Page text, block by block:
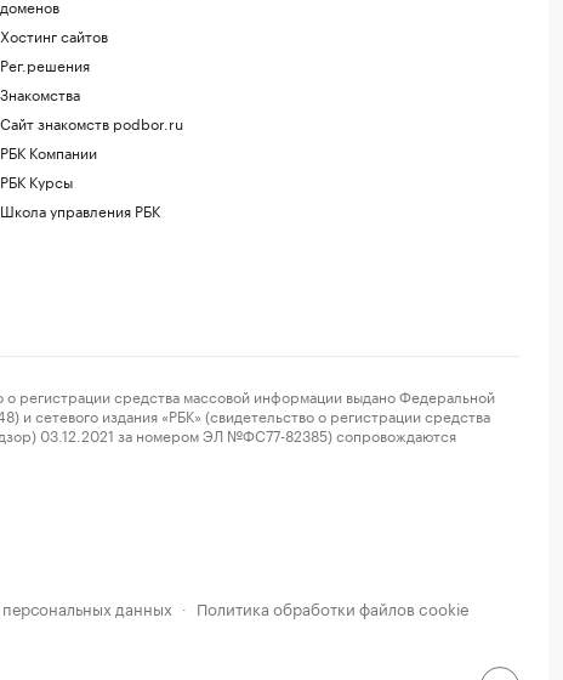
доменов
Хостинг сайтов
Рег.решения
Знакомства
Сайт знакомств podbor.ru
РБК Компании
РБК Курсы
Школа управления РБК
средства массовой информации выдано Федеральной
сетевого издания «РБК» (свидетельство о регистрации средства
03.12.2021 за номером ЭЛ №ФС77-82385) сопровождаются
данных · Политика обработки файлов cookie